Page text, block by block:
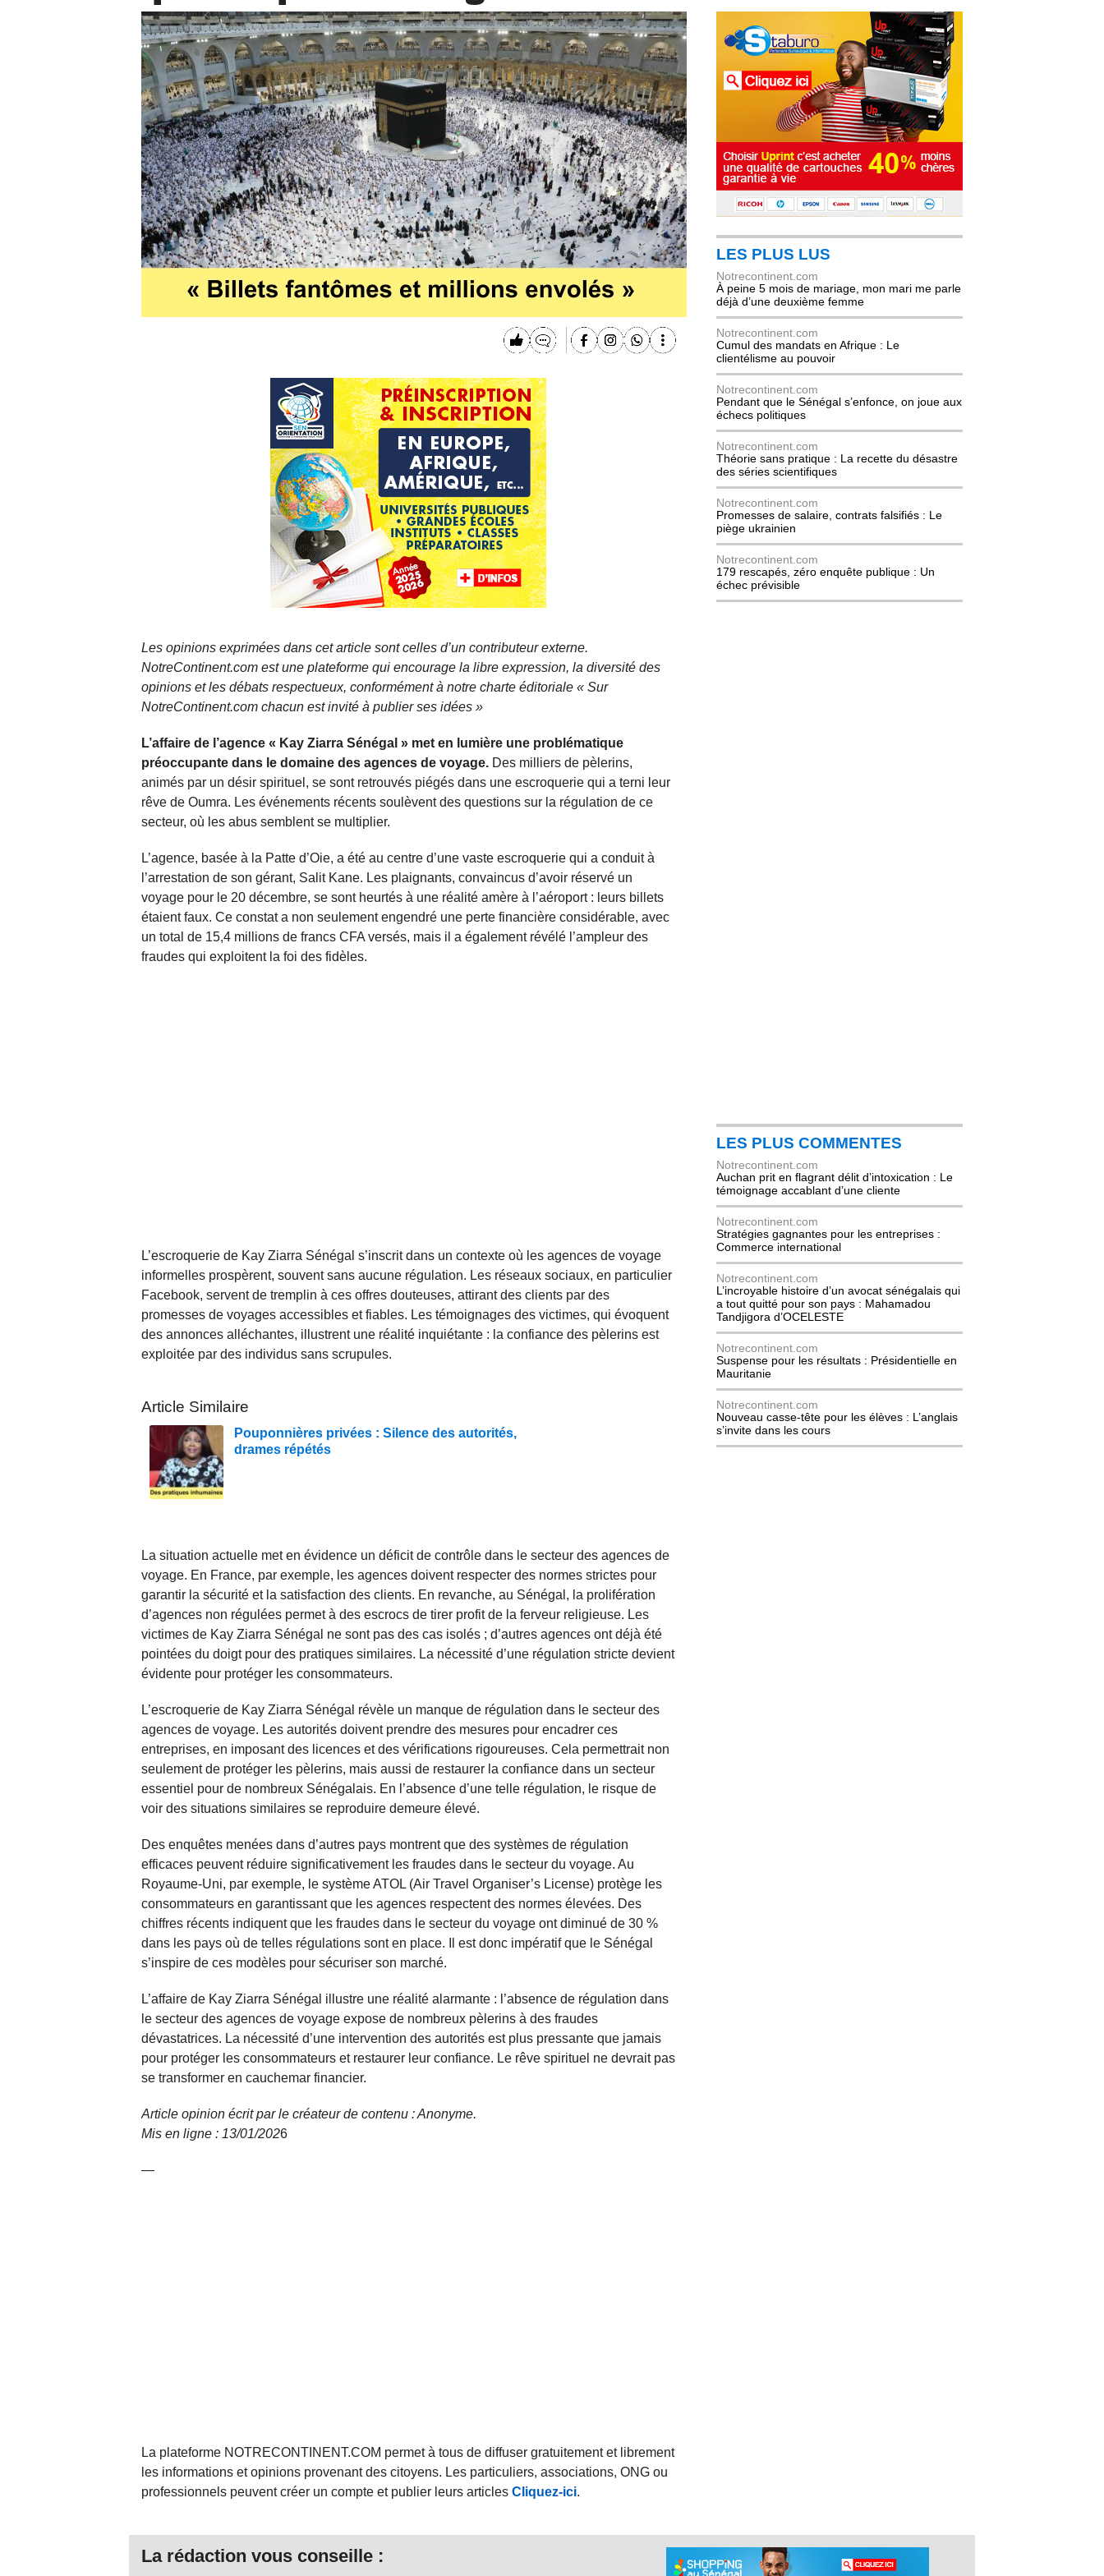
Les opinions exprimées dans cet article sont celles d’un contributeur externe.
NotreContinent.com est une plateforme qui encourage la libre expression, la diversité des
opinions et les débats respectueux, conformément à notre charte éditoriale « Sur
NotreContinent.com chacun est invité à publier ses idées »
L’affaire de l’agence « Kay Ziarra Sénégal » met en lumière une problématique
préoccupante dans le domaine des agences de voyage. Des milliers de pèlerins,
animés par un désir spirituel, se sont retrouvés piégés dans une escroquerie qui a terni leur
rêve de Oumra. Les événements récents soulèvent des questions sur la régulation de ce
secteur, où les abus semblent se multiplier.
L’agence, basée à la Patte d’Oie, a été au centre d’une vaste escroquerie qui a conduit à
l’arrestation de son gérant, Salit Kane. Les plaignants, convaincus d’avoir réservé un
voyage pour le 20 décembre, se sont heurtés à une réalité amère à l’aéroport : leurs billets
étaient faux. Ce constat a non seulement engendré une perte financière considérable, avec
un total de 15,4 millions de francs CFA versés, mais il a également révélé l’ampleur des
fraudes qui exploitent la foi des fidèles.
L’escroquerie de Kay Ziarra Sénégal s’inscrit dans un contexte où les agences de voyage
informelles prospèrent, souvent sans aucune régulation. Les réseaux sociaux, en particulier
Facebook, servent de tremplin à ces offres douteuses, attirant des clients par des
promesses de voyages accessibles et fiables. Les témoignages des victimes, qui évoquent
des annonces alléchantes, illustrent une réalité inquiétante : la confiance des pèlerins est
exploitée par des individus sans scrupules.
Article Similaire
Pouponnières privées : Silence des autorités,
drames répétés
La situation actuelle met en évidence un déficit de contrôle dans le secteur des agences de
voyage. En France, par exemple, les agences doivent respecter des normes strictes pour
garantir la sécurité et la satisfaction des clients. En revanche, au Sénégal, la prolifération
d’agences non régulées permet à des escrocs de tirer profit de la ferveur religieuse. Les
victimes de Kay Ziarra Sénégal ne sont pas des cas isolés ; d’autres agences ont déjà été
pointées du doigt pour des pratiques similaires. La nécessité d’une régulation stricte devient
évidente pour protéger les consommateurs.
L’escroquerie de Kay Ziarra Sénégal révèle un manque de régulation dans le secteur des
agences de voyage. Les autorités doivent prendre des mesures pour encadrer ces
entreprises, en imposant des licences et des vérifications rigoureuses. Cela permettrait non
seulement de protéger les pèlerins, mais aussi de restaurer la confiance dans un secteur
essentiel pour de nombreux Sénégalais. En l’absence d’une telle régulation, le risque de
voir des situations similaires se reproduire demeure élevé.
Des enquêtes menées dans d’autres pays montrent que des systèmes de régulation
efficaces peuvent réduire significativement les fraudes dans le secteur du voyage. Au
Royaume-Uni, par exemple, le système ATOL (Air Travel Organiser’s License) protège les
consommateurs en garantissant que les agences respectent des normes élevées. Des
chiffres récents indiquent que les fraudes dans le secteur du voyage ont diminué de 30 %
dans les pays où de telles régulations sont en place. Il est donc impératif que le Sénégal
s’inspire de ces modèles pour sécuriser son marché.
L’affaire de Kay Ziarra Sénégal illustre une réalité alarmante : l’absence de régulation dans
le secteur des agences de voyage expose de nombreux pèlerins à des fraudes
dévastatrices. La nécessité d’une intervention des autorités est plus pressante que jamais
pour protéger les consommateurs et restaurer leur confiance. Le rêve spirituel ne devrait pas
se transformer en cauchemar financier.
Article opinion écrit par le créateur de contenu : Anonyme.
Mis en ligne : 13/01/2026
—
La plateforme NOTRECONTINENT.COM permet à tous de diffuser gratuitement et librement
les informations et opinions provenant des citoyens. Les particuliers, associations, ONG ou
professionnels peuvent créer un compte et publier leurs articles Cliquez-ici.
LES PLUS LUS
Notrecontinent.com
À peine 5 mois de mariage, mon mari me parle
déjà d’une deuxième femme
Notrecontinent.com
Cumul des mandats en Afrique : Le
clientélisme au pouvoir
Notrecontinent.com
Pendant que le Sénégal s’enfonce, on joue aux
échecs politiques
Notrecontinent.com
Théorie sans pratique : La recette du désastre
des séries scientifiques
Notrecontinent.com
Promesses de salaire, contrats falsifiés : Le
piège ukrainien
Notrecontinent.com
179 rescapés, zéro enquête publique : Un
échec prévisible
LES PLUS COMMENTES
Notrecontinent.com
Auchan prit en flagrant délit d’intoxication : Le
témoignage accablant d’une cliente
Notrecontinent.com
Stratégies gagnantes pour les entreprises :
Commerce international
Notrecontinent.com
L’incroyable histoire d’un avocat sénégalais qui
a tout quitté pour son pays : Mahamadou
Tandjigora d’OCELESTE
Notrecontinent.com
Suspense pour les résultats : Présidentielle en
Mauritanie
Notrecontinent.com
Nouveau casse-tête pour les élèves : L’anglais
s’invite dans les cours
La rédaction vous conseille :